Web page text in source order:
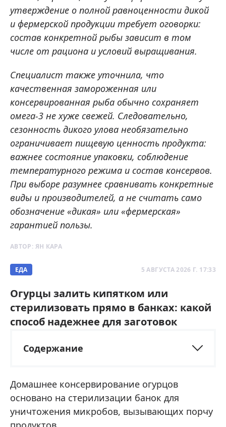
утверждение о полной равноценности дикой
и фермерской продукции требует оговорки:
состав конкретной рыбы зависит в том
числе от рациона и условий выращивания.
Специалист также уточнила, что
качественная замороженная или
консервированная рыба обычно сохраняет
омега-3 не хуже свежей. Следовательно,
сезонность дикого улова необязательно
ограничивает пищевую ценность продукта:
важнее состояние упаковки, соблюдение
температурного режима и состав консервов.
При выборе разумнее сравнивать конкретные
виды и производителей, а не считать само
обозначение «дикая» или «фермерская»
гарантией пользы.
АВТОР: ЯН КАРА
ЕДА 5 АВГУСТА 2026 Г. 17:33
Огурцы залить кипятком или
стерилизовать прямо в банках: какой
способ надежнее для заготовок
Содержание
Домашнее консервирование огурцов
основано на стерилизации банок для
уничтожения микробов, вызывающих порчу